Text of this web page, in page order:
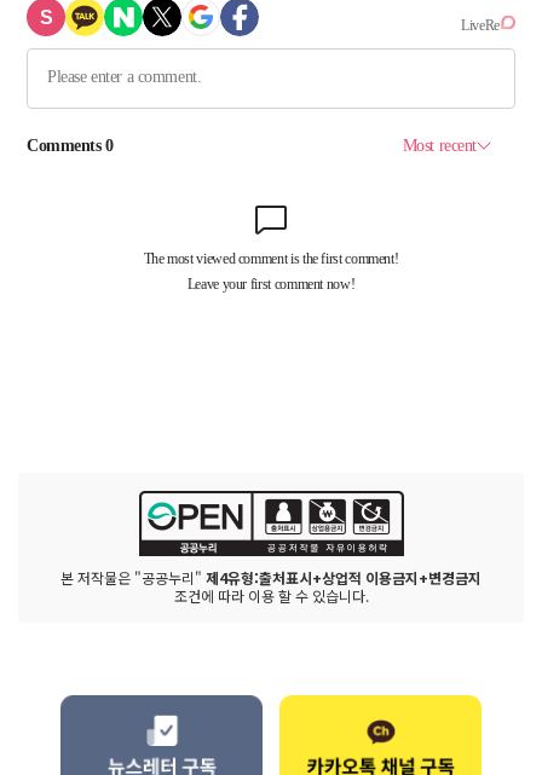
본 저작물은 "공공누리" 제4유형:출처표시+상업적 이용금지+변경금지
조건에 따라 이용 할 수 있습니다.